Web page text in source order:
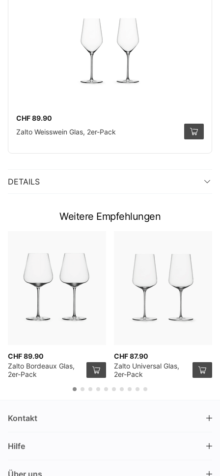
CHF 89.90
Zalto Weisswein Glas, 2er-Pack
DETAILS
Weitere Empfehlungen
CHF 89.90
Zalto Bordeaux Glas,
2er-Pack
CHF 87.90
Zalto Universal Glas,
2er-Pack
Kontakt
Nüschelerstrasse 35
Schweiz
Hilfe
Über uns